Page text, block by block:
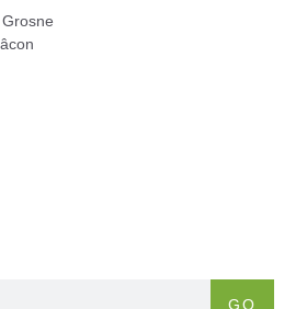
GO